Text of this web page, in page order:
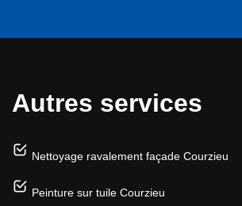
Autres services
Nettoyage ravalement façade Courzieu
Peinture sur tuile Courzieu